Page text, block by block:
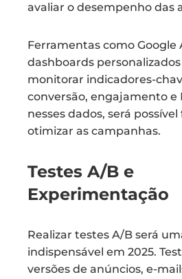
avaliar o desempenho das
Ferramentas como Google
dashboards
monitorar indicadores-
conversão, engajamento e
nesses dados, será
otimizar as campanhas.
Testes A/B e
Experimentação
Realizar testes A/B será
indispensável em 2025.
versões de anúncios, e-